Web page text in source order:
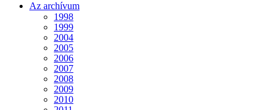
Az archívum
1998
1999
2004
2005
2006
2007
2008
2009
2010